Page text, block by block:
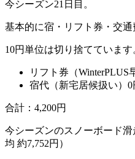
今シーズン21日目。
基本的に宿・リフト券・交通
10円単位は切り捨てています
リフト券（WinterPLUS
宿代（新宅居候扱い）0
合計：4,200円
今シーズンのスノーボード滑
均 約7,752円）